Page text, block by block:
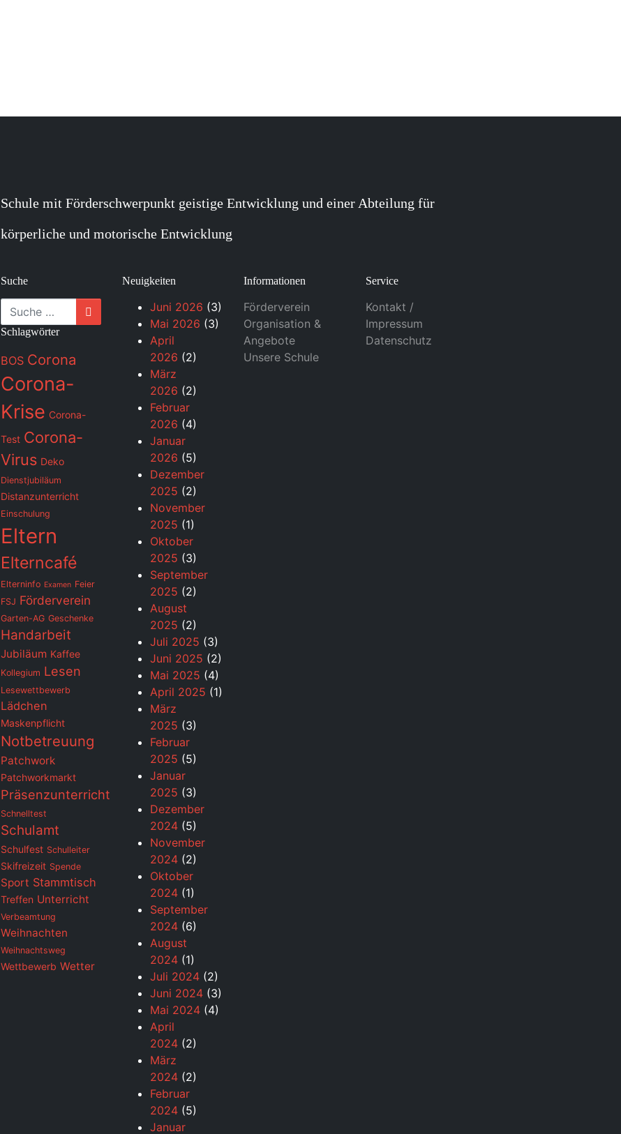
Schule mit Förderschwerpunkt geistige Entwicklung und einer Abteilung für
körperliche und motorische Entwicklung
Suche
Suche
Schlagwörter
BOS Corona
Corona-
Krise Corona-
Test Corona-
Virus Deko
Dienstjubiläum
Distanzunterricht
Einschulung
Eltern
Elterncafé
Elterninfo Examen Feier
FSJ Förderverein
Garten-AG Geschenke
Handarbeit
Jubiläum Kaffee
Kollegium Lesen
Lesewettbewerb
Lädchen
Maskenpflicht
Notbetreuung
Patchwork
Patchworkmarkt
Präsenzunterricht
Schnelltest
Schulamt
Schulfest Schulleiter
Skifreizeit Spende
Sport Stammtisch
Treffen Unterricht
Verbeamtung
Weihnachten
Weihnachtsweg
Wettbewerb Wetter
Neuigkeiten
Juni 2026 (3)
Mai 2026 (3)
April
2026 (2)
März
2026 (2)
Februar
2026 (4)
Januar
2026 (5)
Dezember
2025 (2)
November
2025 (1)
Oktober
2025 (3)
September
2025 (2)
August
2025 (2)
Juli 2025 (3)
Juni 2025 (2)
Mai 2025 (4)
April 2025 (1)
März
2025 (3)
Februar
2025 (5)
Januar
2025 (3)
Dezember
2024(5)
November
2024(2)
Oktober
2024(1)
September
2024(6)
August
2024(1)
Juli 2024(2)
Juni 2024(3)
Mai 2024(4)
April
2024(2)
März
2024(2)
Februar
2024(5)
Januar
Informationen
Förderverein
Organisation &
Angebote
Unsere Schule
Service
Kontakt /
Impressum
Datenschutz